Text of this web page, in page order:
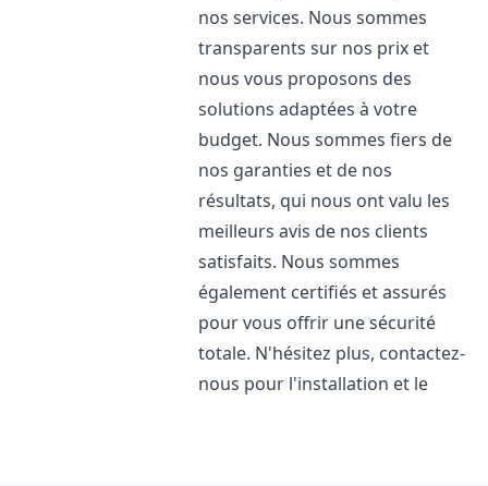
nos services. Nous sommes
transparents sur nos prix et
nous vous proposons des
solutions adaptées à votre
budget. Nous sommes fiers de
nos garanties et de nos
résultats, qui nous ont valu les
meilleurs avis de nos clients
satisfaits. Nous sommes
également certifiés et assurés
pour vous offrir une sécurité
totale. N'hésitez plus, contactez-
nous pour l'installation et le